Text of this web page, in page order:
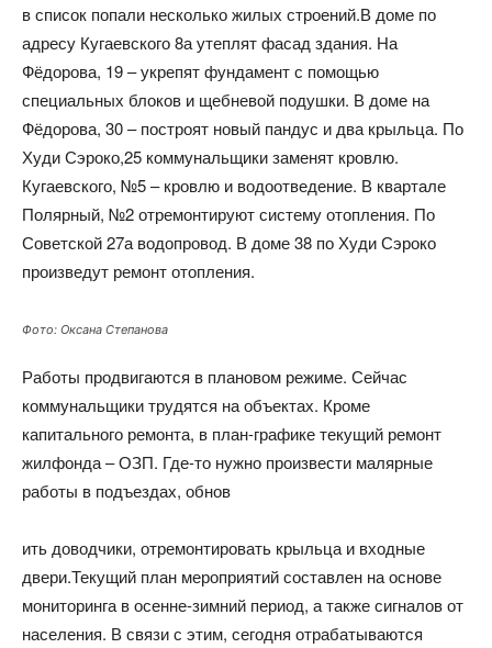
в список попали несколько жилых строений.В доме по
адресу Кугаевского 8а утеплят фасад здания. На
Фёдорова, 19 – укрепят фундамент с помощью
специальных блоков и щебневой подушки. В доме на
Фёдорова, 30 – построят новый пандус и два крыльца. По
Худи Сэроко,25 коммунальщики заменят кровлю.
Кугаевского, №5 – кровлю и водоотведение. В квартале
Полярный, №2 отремонтируют систему отопления. По
Советской 27а водопровод. В доме 38 по Худи Сэроко
произведут ремонт отопления.
Фото: Оксана Степанова
Работы продвигаются в плановом режиме. Сейчас
коммунальщики трудятся на объектах. Кроме
капитального ремонта, в план-графике текущий ремонт
жилфонда – ОЗП. Где-то нужно произвести малярные
работы в подъездах, обнов
ить доводчики, отремонтировать крыльца и входные
двери.Текущий план мероприятий составлен на основе
мониторинга в осенне-зимний период, а также сигналов от
населения. В связи с этим, сегодня отрабатываются